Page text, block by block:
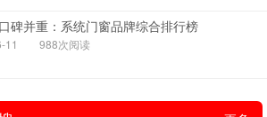
碑并重：系统门窗品牌综合排行榜
11 988次阅读